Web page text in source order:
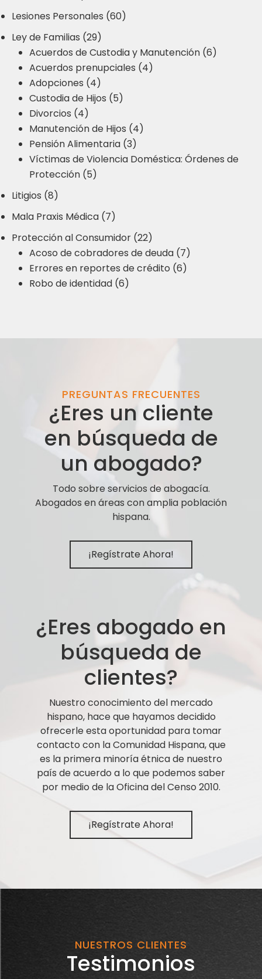
Lesiones Personales (60)
Ley de Familias (29)
Acuerdos de Custodia y Manutención (6)
Acuerdos prenupciales (4)
Adopciones (4)
Custodia de Hijos (5)
Divorcios (4)
Manutención de Hijos (4)
Pensión Alimentaria (3)
Víctimas de Violencia Doméstica: Órdenes de
Protección (5)
Litigios (8)
Mala Praxis Médica (7)
Protección al Consumidor (22)
Acoso de cobradores de deuda (7)
Errores en reportes de crédito (6)
Robo de identidad (6)
PREGUNTAS FRECUENTES
¿Eres un cliente
en búsqueda de
un abogado?
Todo sobre servicios de abogacía.
Abogados en áreas con amplia población
hispana.
¡Regístrate Ahora!
¿Eres abogado en
búsqueda de
clientes?
Nuestro conocimiento del mercado
hispano, hace que hayamos decidido
ofrecerle esta oportunidad para tomar
contacto con la Comunidad Hispana, que
es la primera minoría étnica de nuestro
país de acuerdo a lo que podemos saber
por medio de la Oficina del Censo 2010.
¡Regístrate Ahora!
NUESTROS CLIENTES
Testimonios